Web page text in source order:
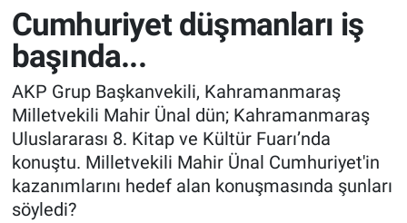
Cumhuriyet düşmanları iş
başında...
AKP Grup Başkanvekili, Kahramanmaraş
Milletvekili Mahir Ünal dün; Kahramanmaraş
Uluslararası 8. Kitap ve Kültür Fuarı’nda
konuştu. Milletvekili Mahir Ünal Cumhuriyet'in
kazanımlarını hedef alan konuşmasında şunları
söyledi?
Trafik Durumu
Süper Lig Puan Durumu ve Fikstür
Tüm Manşetler
Son Dakika Haberleri
Haber Arşivi